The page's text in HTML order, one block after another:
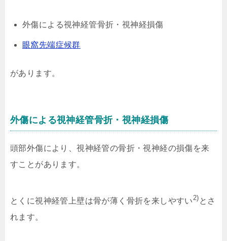
外傷による視神経管骨折・視神経損傷
眼窩先端症候群
があります。
外傷による視神経管骨折・視神経損傷
頭部外傷により、視神経管の骨折・視神経の損傷を来
すことがあります。
とくに視神経管上壁は骨が薄く骨折を来しやすい 2) とさ
れます。